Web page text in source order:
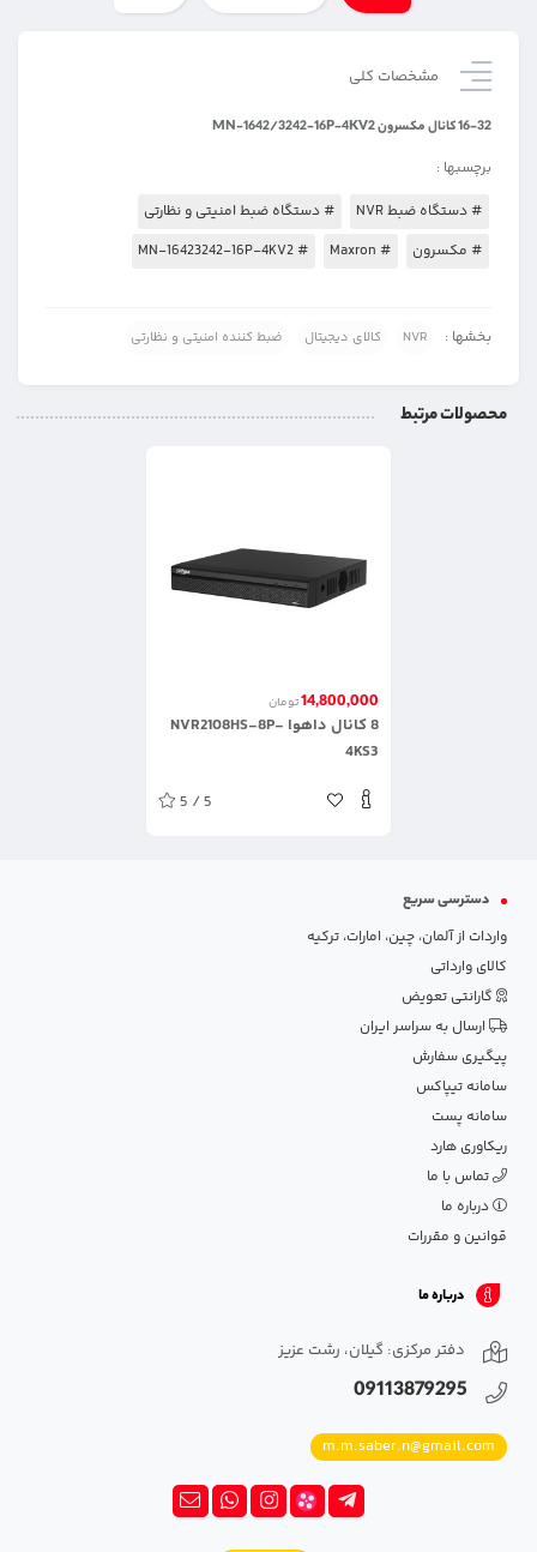
مشخصات کلی
16-32 کانال مکسرون MN-1642/3242-16P-4KV2
برچسبها :
# دستگاه ضبط NVR
# دستگاه ضبط امنیتی و نظارتی
# مکسرون
# Maxron
# MN-16423242-16P-4KV2
بخشها : NVR کالای دیجیتال ضبط کننده امنیتی و نظارتی
محصولات مرتبط
14,800,000تومان
8 کانال داهوا NVR2108HS-8P-
4KS3
5 / 5
دسترسی سریع
واردات از آلمان، چین، امارات، ترکیه
کالای وارداتی
گارانتی تعویض
ارسال به سراسر ایران
پیگیری سفارش
سامانه تیپاکس
سامانه پست
ریکاوری هارد
تماس با ما
درباره ما
قوانین و مقررات
درباره ما
دفتر مرکزی: گیلان، رشت عزیز
09113879295
m.m.saber.n@gmail.com